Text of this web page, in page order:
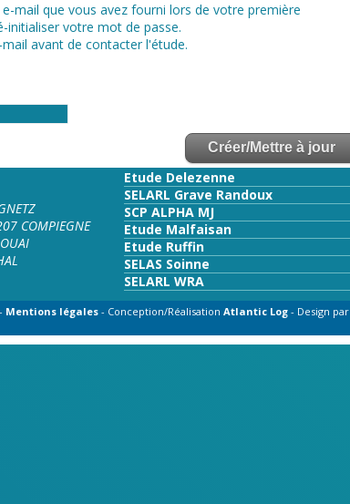
mail que vous avez fourni lors de votre première
initialiser votre mot de passe.
avant de contacter l'étude.
COMPIEGNE
Etude Delezenne
SELARL Grave Randoux
SCP ALPHA MJ
Etude Malfaisan
Etude Ruffin
SELAS Soinne
SELARL WRA
- Mentions légales - Conception/Réalisation Atlantic Log - Design par